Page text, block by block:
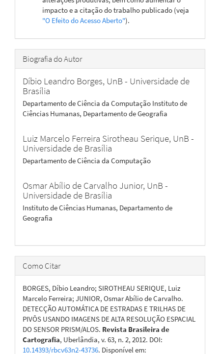
impacto e a citação do trabalho publicado (veja
"O Efeito do Acesso Aberto").
Biografia do Autor
Díbio Leandro Borges, UnB - Universidade de
Brasília
Departamento de Ciência da Computação Instituto de
Ciências Humanas, Departamento de Geografia
Luiz Marcelo Ferreira Sirotheau Serique, UnB -
Universidade de Brasília
Departamento de Ciência da Computação
Osmar Abílio de Carvalho Junior, UnB -
Universidade de Brasília
Instituto de Ciências Humanas, Departamento de
Geografia
Como Citar
BORGES, Díbio Leandro; SIROTHEAU SERIQUE, Luiz
Marcelo Ferreira; JUNIOR, Osmar Abílio de Carvalho.
DETECÇÃO AUTOMÁTICA DE ESTRADAS E TRILHAS DE
PIVÔS USANDO IMAGENS DE ALTA RESOLUÇÃO ESPACIAL
DO SENSOR PRISM/ALOS. Revista Brasileira de
Cartografia, Uberlândia, v. 63, n. 2, 2012. DOI:
10.14393/rbcv63n2-43736. Disponível em: